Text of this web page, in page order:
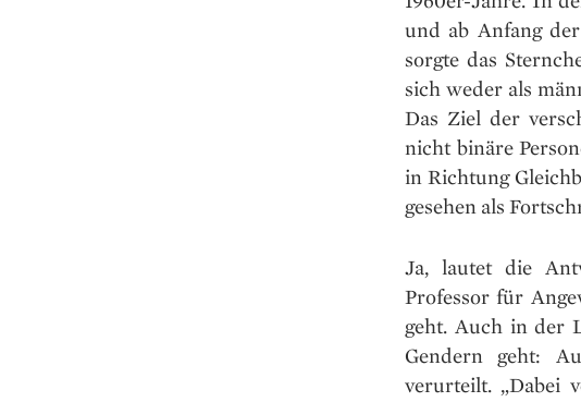
und ab Anfang
sorgte das
sich weder als
Das Ziel der
nicht binäre
in Richtung
gesehen als
Ja, lautet die
Professor für
geht. Auch in der
Gendern geht:
verurteilt. „Dabei